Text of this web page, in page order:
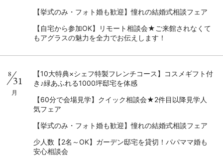
【挙式のみ・フォト婚も歓迎】憧れの結婚式相談フェア
【自宅から参加OK】リモート相談会★ご来館されなくて
もアグラスの魅力を全力でお伝えします！
8
31
月
【10大特典×シェフ特製フレンチコース】コスメギフト付
き♪緑あふれる1000坪邸宅を体感
【60分で会場見学】クイック相談会★2件目以降見学人
気フェア
【挙式のみ・フォト婚も歓迎】憧れの結婚式相談フェア
少人数【2名～OK】ガーデン邸宅を貸切！パパママ婚も
安心相談会